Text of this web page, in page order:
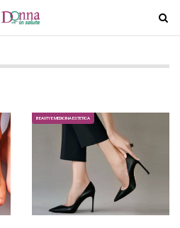
T
o
g
BEAUTY E MEDICINA ESTETICA